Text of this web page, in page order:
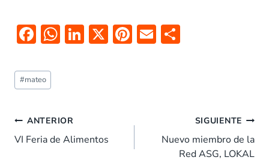
F
e
b
o
o
k
W
A
p
p
Li X Pi E
ar
tir
#mateo
ANTERIOR
VI Feria de Alimentos
SIGUIENTE
Nuevo miembro de la
Red ASG, LOKAL